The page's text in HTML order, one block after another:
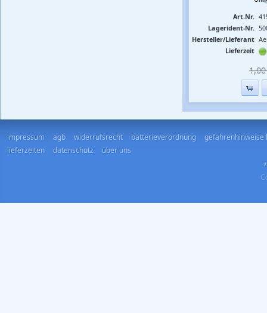
Art.Nr.
Lagerident-Nr.
Hersteller/Lieferant
Lieferzeit
1,00
impressum agb widerrufsrecht batterieverordnung
gefahrenhinweise
lieferzeiten
datenschutz
über uns